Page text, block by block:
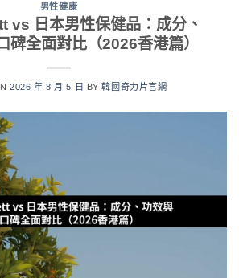
男性健康
vs 日本男性保健品：成分、
碑全面對比（2026香港篇）
2026 年 8 月 5 日 BY韓國奇力片官網